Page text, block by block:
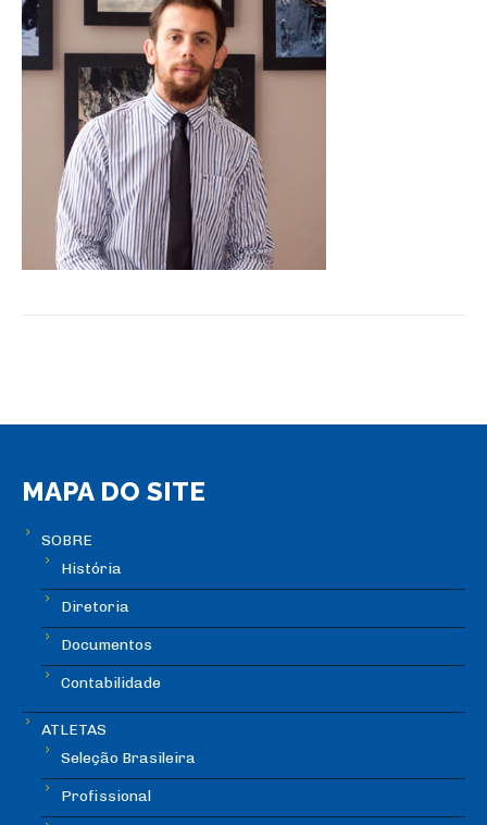
MAPA DO SITE
SOBRE
História
Diretoria
Documentos
Contabilidade
ATLETAS
Seleção Brasileira
Profissional